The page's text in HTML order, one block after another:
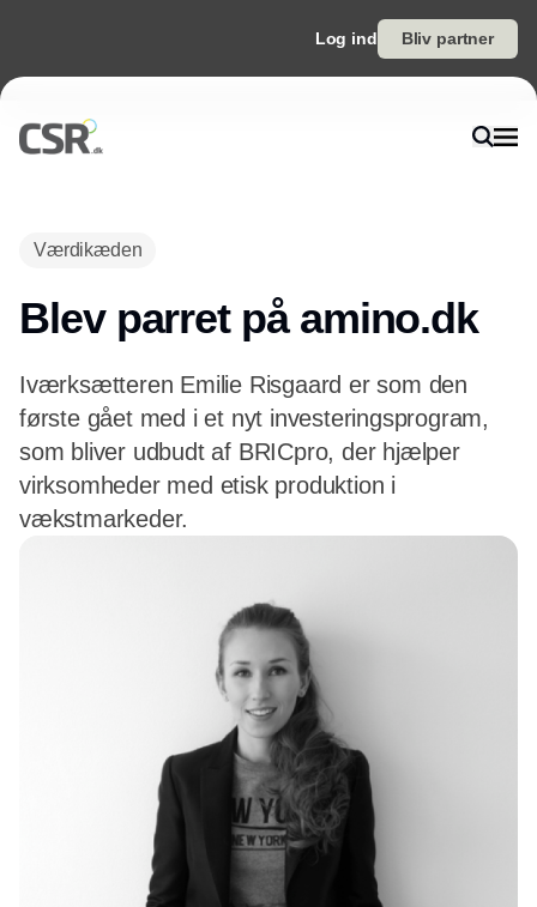
Log ind Bliv partner
Værdikæden
Blev parret på amino.dk
Iværksætteren Emilie Risgaard er som den
første gået med i et nyt investeringsprogram,
som bliver udbudt af BRICpro, der hjælper
virksomheder med etisk produktion i
vækstmarkeder.